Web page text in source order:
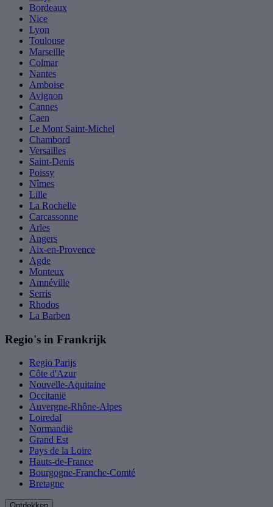
Bordeaux
Nice
Lyon
Toulouse
Marseille
Colmar
Nantes
Amboise
Avignon
Cannes
Caen
Le Mont Saint-Michel
Chambord
Versailles
Saint-Denis
Poissy
Nîmes
Lille
La Rochelle
Carcassonne
Arles
Angers
Aix-en-Provence
Agde
Monteux
Amnéville
Serris
Rhodos
La Barben
Regio's in Frankrijk
Regio Parijs
Côte d'Azur
Nouvelle-Aquitaine
Occitanië
Auvergne-Rhône-Alpes
Loiredal
Normandië
Grand Est
Pays de la Loire
Hauts-de-France
Bourgogne-Franche-Comté
Bretagne